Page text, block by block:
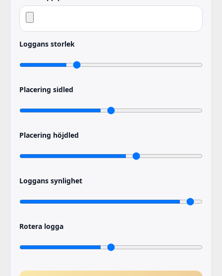
Loggans storlek
Placering sidled
Placering höjdled
Loggans synlighet
Rotera logga